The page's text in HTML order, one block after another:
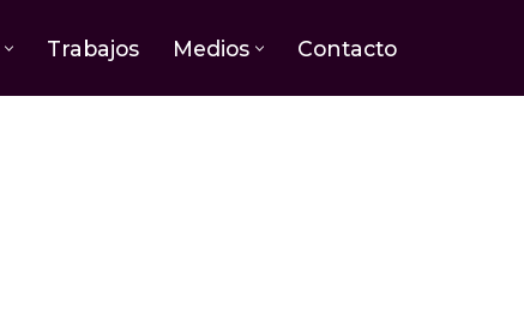
Trabajos Medios Contacto